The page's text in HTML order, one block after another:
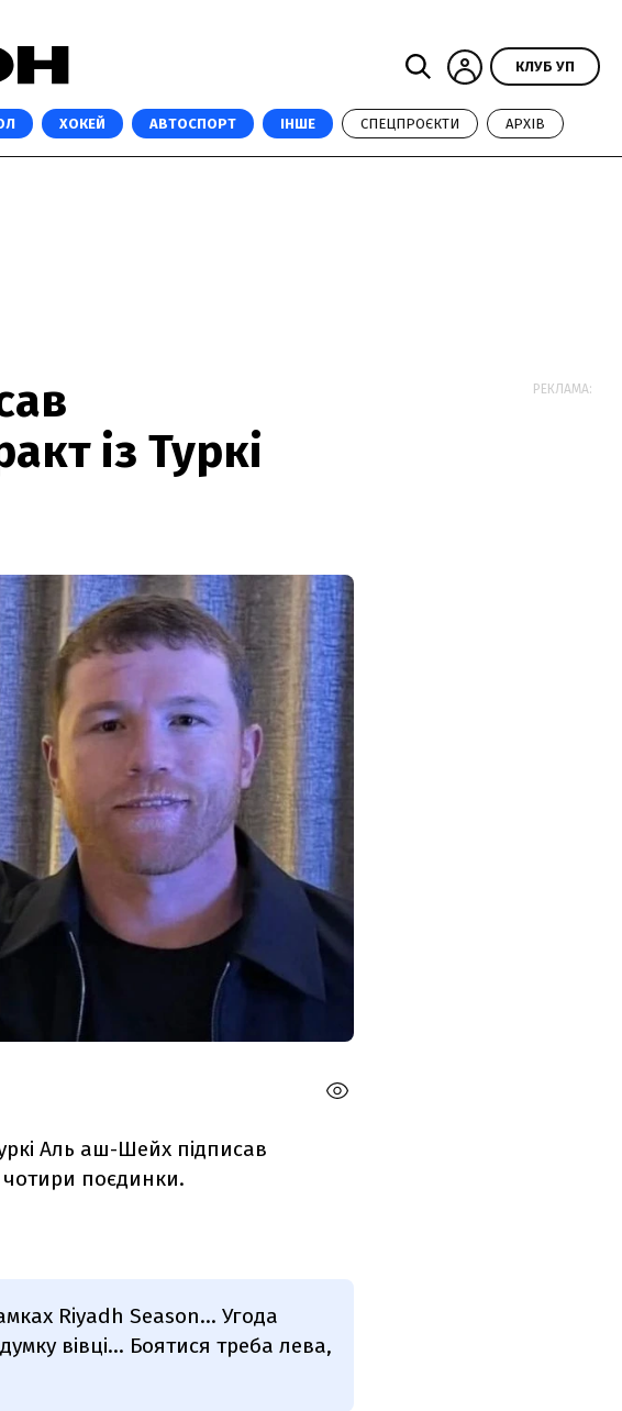
КЛУБ УП
ХОКЕЙ АВТОСПОРТ ІНШЕ СПЕЦПРОЄКТИ АРХІВ
із Туркі
Аль аш-Шейх підписав
чотири поєдинки.
Riyadh Season... Угода
вівці... Боятися треба лева,
РЕКЛАМА: